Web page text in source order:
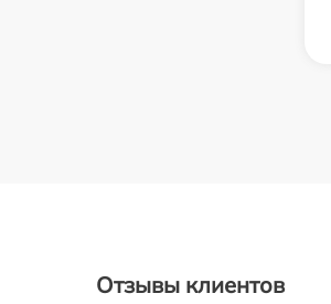
Отзывы клиентов